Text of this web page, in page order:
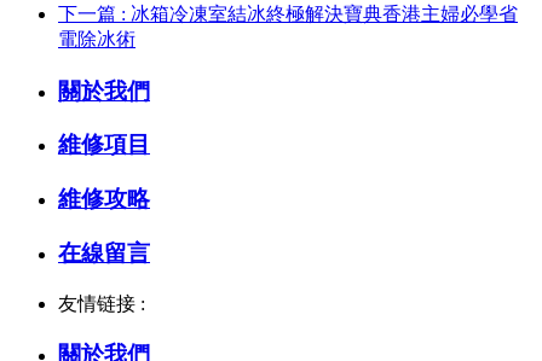
下一篇 : 冰箱冷凍室結冰終極解決寶典香港主婦必學省
電除冰術
關於我們
維修項目
維修攻略
在線留言
友情链接 :
關於我們